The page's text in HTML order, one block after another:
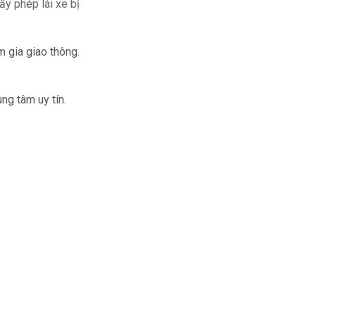
phép lái xe bị
gia giao thông.
tâm uy tín.